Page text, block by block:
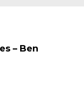
– Ben